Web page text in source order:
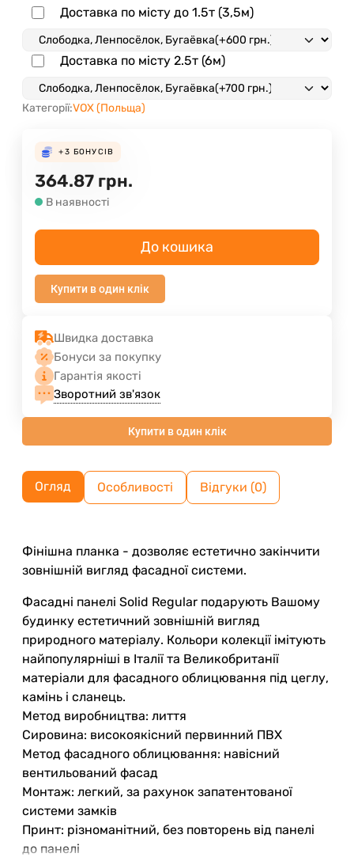
Доставка по місту до 1.5т (3,5м)
Доставка по місту 2.5т (6м)
Категорії:VOX (Польща)
+3 БОНУСІВ
364.87 грн.
В наявності
До кошика
Купити в один клік
Швидка доставка
Бонуси за покупку
Гарантія якості
Зворотний зв'язок
Купити в один клік
Огляд Особливості Відгуки (0)
Фінішна планка - дозволяє естетично закінчити
зовнішній вигляд фасадної системи.
Фасадні панелі Solid Regular подарують Вашому
будинку естетичний зовнішній вигляд
природного матеріалу. Кольори колекції імітують
найпопулярніші в Італії та Великобританії
матеріали для фасадного облицювання під цеглу,
камінь і сланець.
Метод виробництва: лиття
Сировина: високоякісний первинний ПВХ
Метод фасадного облицювання: навісний
вентильований фасад
Монтаж: легкий, за рахунок запатентованої
системи замків
Принт: різноманітний, без повторень від панелі
до панелі